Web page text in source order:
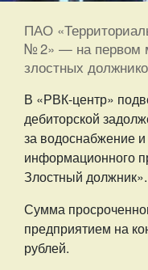
ПАО
№ 2» — на первом
злостных
В «РВК-центр»
дебиторской
за водоснабжение
информационного
Злостный должник».
Сумма
предприятием на
рублей.